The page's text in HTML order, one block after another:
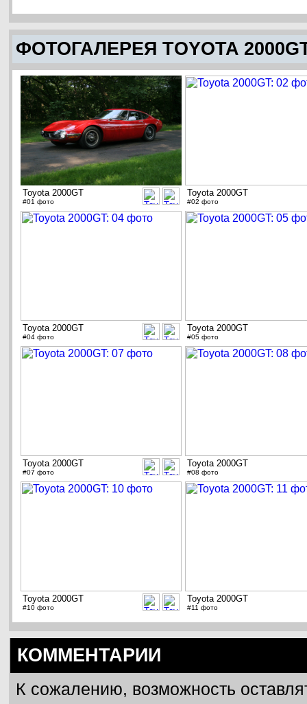
ФОТОГАЛЕРЕЯ TOYOTA
Toyota 2000GT
#01 фото
Toyota 2000GT
#02 фото
Toyota 2000GT
#04 фото
Toyota 2000GT
#05 фото
Toyota 2000GT
#07 фото
Toyota 2000GT
#08 фото
Toyota 2000GT
#10 фото
Toyota 2000GT
#11 фото
КОММЕНТАРИИ
К сожалению, возможность